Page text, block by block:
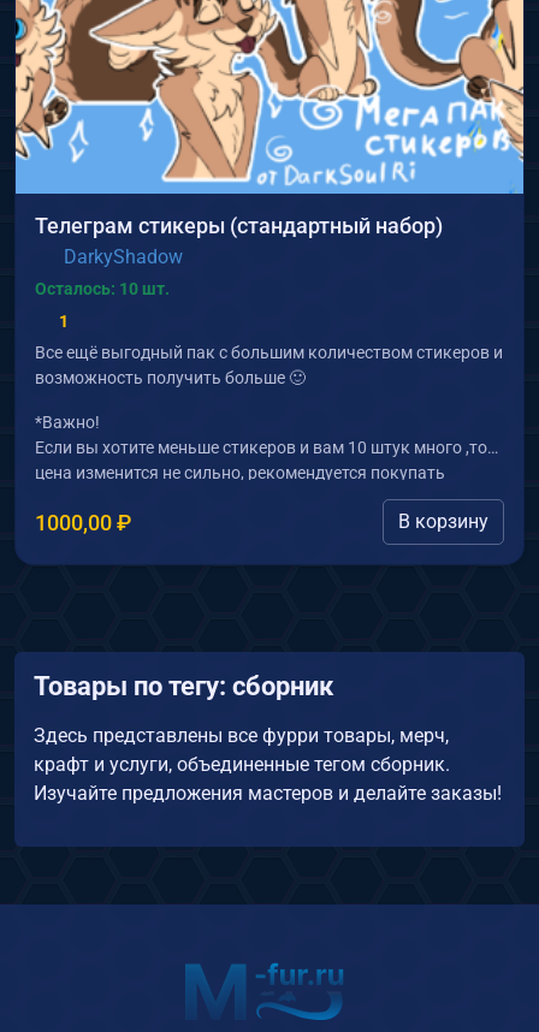
Телеграм стикеры (стандартный набор)
DarkyShadow
Осталось: 10 шт.
1
Все ещё выгодный пак с большим количеством стикеров и
возможность получить больше 🙂
*Важно!
Если вы хотите меньше стикеров и вам 10 штук много ,то
цена изменится не сильно, рекомендуется покупать
полный набор, (ведь вы также можете заказать и nsfw)
1000,00₽ В корзину
Товары по тегу: сборник
Здесь представлены все фурри товары, мерч,
крафт и услуги, объединенные тегом сборник.
Изучайте предложения мастеров и делайте заказы!